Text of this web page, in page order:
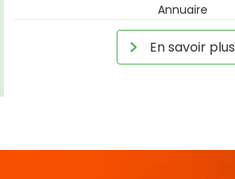
Annuaire
En savoir plus